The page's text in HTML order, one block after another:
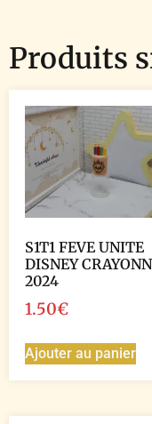
Produits
S1T1 FEVE UNITE
DISNEY
2024
1.50€
Ajouter au panier